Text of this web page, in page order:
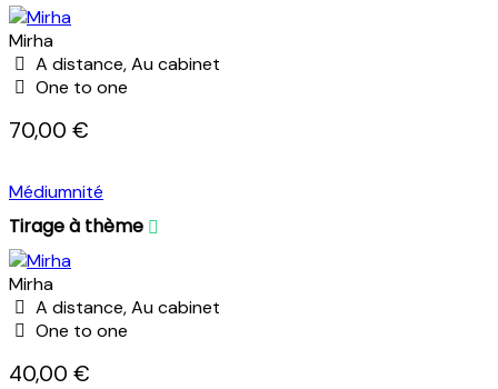
Mirha
A distance, Au cabinet
One to one
70,00 €
Médiumnité
Tirage à thème
Mirha
A distance, Au cabinet
One to one
40,00 €